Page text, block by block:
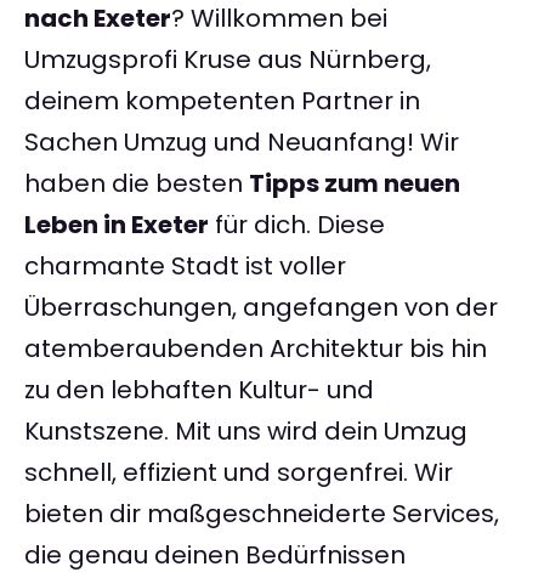
nach Exeter? Willkommen bei
Umzugsprofi Kruse aus Nürnberg,
deinem kompetenten Partner in
Sachen Umzug und Neuanfang! Wir
haben die besten Tipps zum neuen
Leben in Exeter für dich. Diese
charmante Stadt ist voller
Überraschungen, angefangen von der
atemberaubenden Architektur bis hin
zu den lebhaften Kultur- und
Kunstszene. Mit uns wird dein Umzug
schnell, effizient und sorgenfrei. Wir
bieten dir maßgeschneiderte Services,
die genau deinen Bedürfnissen